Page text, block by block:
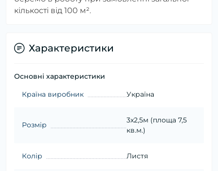
кількості від 100 м².
Характеристики
Основні характеристики
Країна виробник Україна
Розмір
3х2,5м (площа 7,5
кв.м.)
Колір Листя